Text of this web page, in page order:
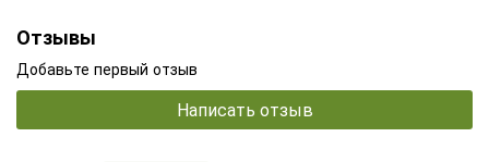
Отзывы
Добавьте первый отзыв
Написать отзыв